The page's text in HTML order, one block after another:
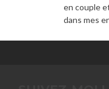
en couple
dans mes